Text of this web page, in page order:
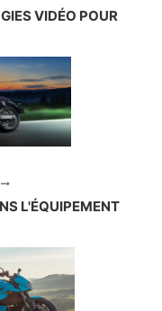
VIDÉO POUR
L'ÉQUIPEMENT